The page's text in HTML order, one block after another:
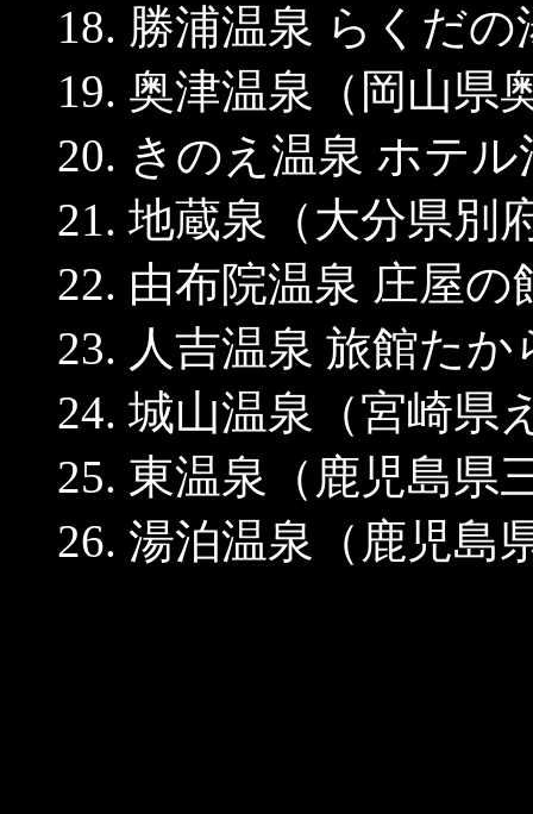
18. 勝浦温泉 らくだ
19. 奥津温泉（岡山県
20. きのえ温泉 ホテ
21. 地蔵泉（大分県別
22. 由布院温泉 庄屋
23. 人吉温泉 旅館た
24. 城山温泉（宮崎県
25. 東温泉（鹿児島県
26. 湯泊温泉（鹿児島